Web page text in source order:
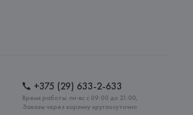
+375 (29) 633-2-633
Время работы: пн-вс с 09:00 до 21:00,
Заказы через корзину круглосуточно